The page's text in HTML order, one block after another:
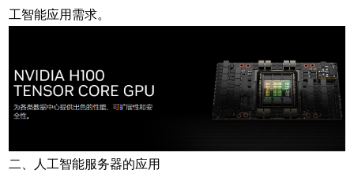
工智能应用需求。
二、人工智能服务器的应用